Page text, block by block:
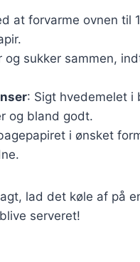
at forvarme ovnen til
og sukker sammen,
: Sigt hvedemelet
og bland godt.
i ønsket
lad det køle af på
serveret!